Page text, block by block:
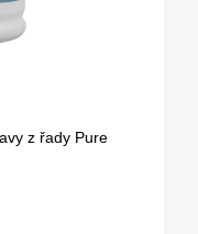
z řady Pure